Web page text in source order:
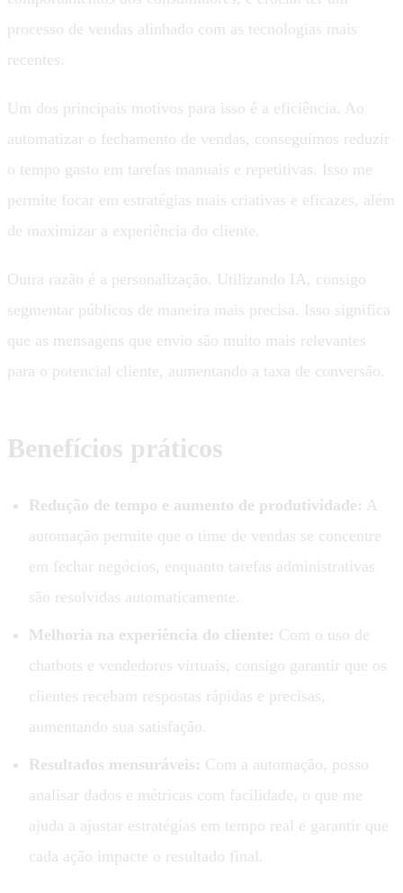
processo de vendas alinhado com as tecnologias mais
recentes.
Um dos principais motivos para isso é a eficiência. Ao
automatizar o fechamento de vendas, conseguimos reduzir
o tempo gasto em tarefas manuais e repetitivas. Isso me
permite focar em estratégias mais criativas e eficazes, além
de maximizar a experiência do cliente.
Outra razão é a personalização. Utilizando IA, consigo
segmentar públicos de maneira mais precisa. Isso significa
que as mensagens que envio são muito mais relevantes
para o potencial cliente, aumentando a taxa de conversão.
Benefícios práticos
Redução de tempo e aumento de produtividade: A
automação permite que o time de vendas se concentre
em fechar negócios, enquanto tarefas administrativas
são resolvidas automaticamente.
Melhoria na experiência do cliente: Com o uso de
chatbots e vendedores virtuais, consigo garantir que os
clientes recebam respostas rápidas e precisas,
aumentando sua satisfação.
Resultados mensuráveis: Com a automação, posso
analisar dados e métricas com facilidade, o que me
ajuda a ajustar estratégias em tempo real e garantir que
cada ação impacte o resultado final.